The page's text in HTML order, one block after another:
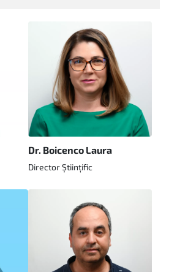
Dr. Boicenco Laura
Director Ştiinţific